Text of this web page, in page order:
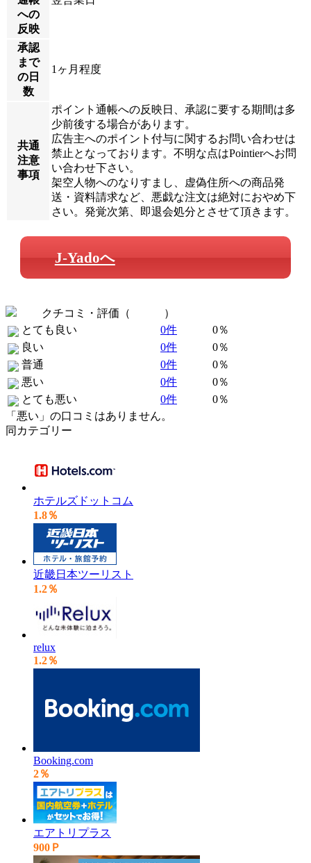
への
反映
承認
まで
の日
数
1ヶ月程度
共通
注意
事項
ポイント通帳への反映日、承認に要する期間は多
少前後する場合があります。
広告主へのポイント付与に関するお問い合わせは
禁止となっております。不明な点はPointierへお問
い合わせ下さい。
架空人物へのなりすまし、虚偽住所への商品発
送・資料請求など、悪戯な注文は絶対におやめ下
さい。発覚次第、即退会処分とさせて頂きます。
J-Yadoへ
クチコミ・評価（
）
とても良い
0件
0％
良い
0件
0％
普通
0件
0％
悪い
0件
0％
とても悪い
0件
0％
「悪い」の口コミはありません。
同カテゴリー
ホテルズドットコム
1.8％
近畿日本ツーリスト
1.2％
relux
1.2％
Booking.com
2％
エアトリプラス
900Ｐ